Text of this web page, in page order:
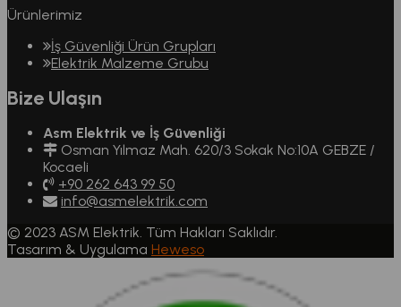
Ürünlerimiz
İş Güvenliği Ürün Grupları
Elektrik Malzeme Grubu
Bize Ulaşın
Asm Elektrik ve İş Güvenliği
Osman Yılmaz Mah. 620/3 Sokak No:10A GEBZE /
Kocaeli
+90 262 643 99 50
info@asmelektrik.com
© 2023 ASM Elektrik. Tüm Hakları Saklıdır.
Tasarım & Uygulama Heweso